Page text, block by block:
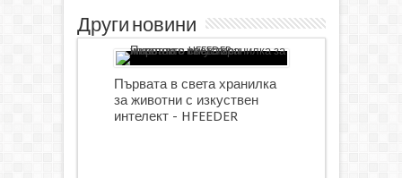
Други новини
Първата в света хранилка
за животни с изкуствен
интелект - HFEEDER